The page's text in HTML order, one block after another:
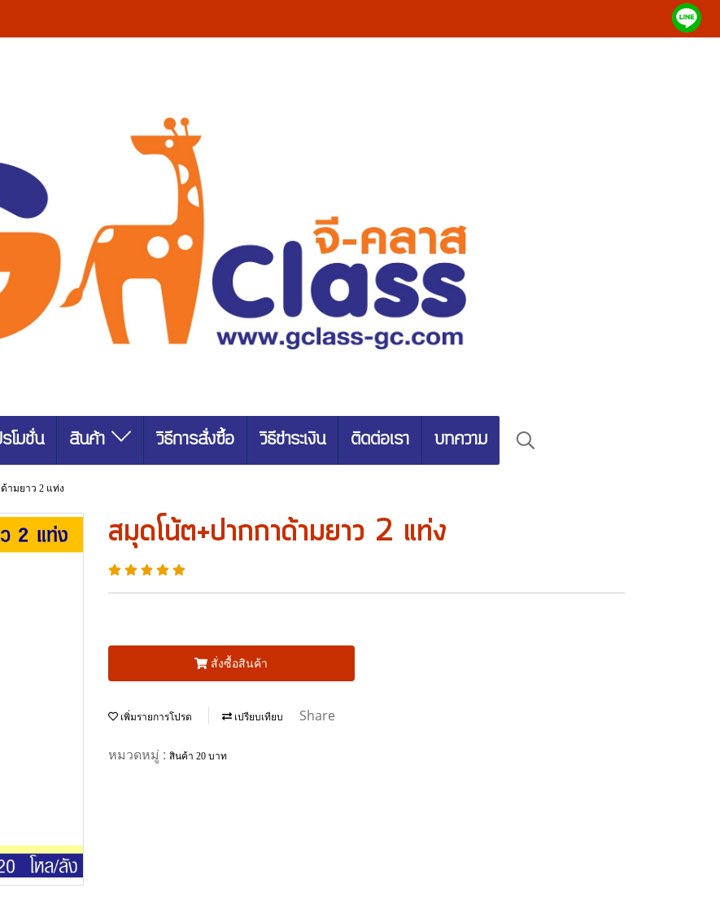
รโมชั่น สินค้า วิธีการสั่งซื้อ วิธีชำระเงิน ติดต่อเรา บทความ
ามยาว 2 แท่ง
สมุดโน้ต+ปากกาด้ามยาว 2 แท่ง
สั่งซื้อสินค้า
เพิ่มรายการโปรด เปรียบเทียบ Share
หมวดหมู่ : สินค้า 20 บาท